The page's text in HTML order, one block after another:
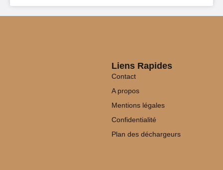
Liens Rapides
Contact
A propos
Mentions légales
Confidentialité
Plan des déchargeurs